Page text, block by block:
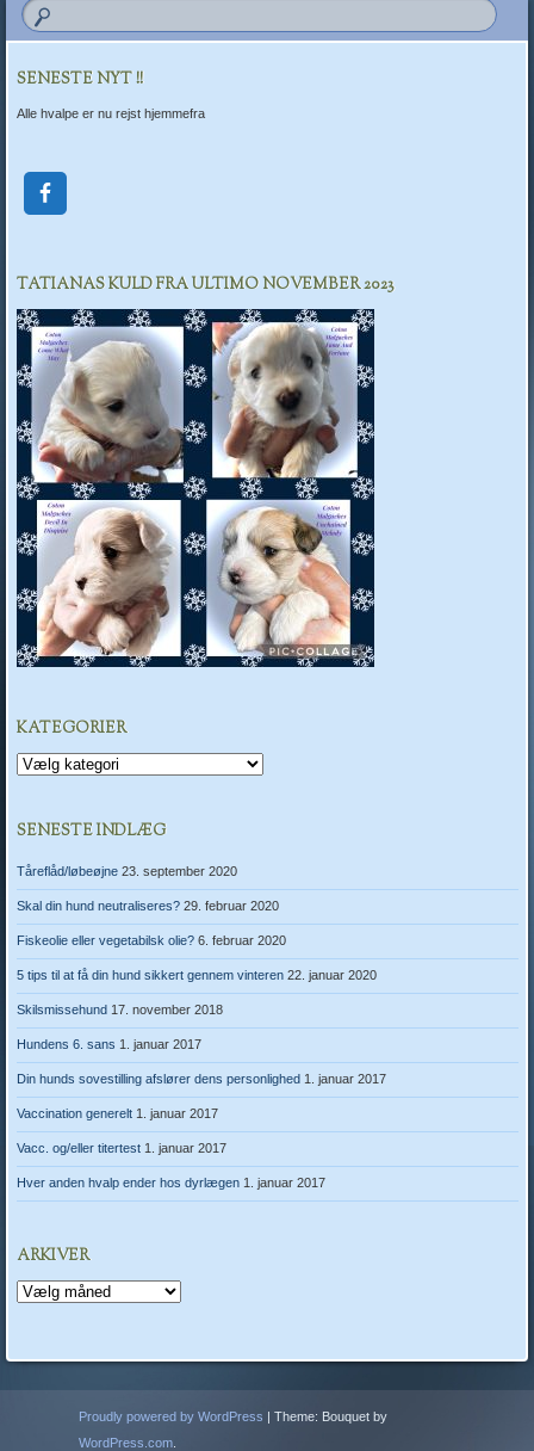
SENESTE NYT !!
Alle hvalpe er nu rejst hjemmefra
TATIANAS KULD FRA ULTIMO NOVEMBER 2023
KATEGORIER
Kategorier
SENESTE INDLÆG
Tåreflåd/løbeøjne 23. september 2020
Skal din hund neutraliseres? 29. februar 2020
Fiskeolie eller vegetabilsk olie? 6. februar 2020
5 tips til at få din hund sikkert gennem vinteren 22. januar 2020
Skilsmissehund 17. november 2018
Hundens 6. sans 1. januar 2017
Din hunds sovestilling afslører dens personlighed 1. januar 2017
Vaccination generelt 1. januar 2017
Vacc. og/eller titertest 1. januar 2017
Hver anden hvalp ender hos dyrlægen 1. januar 2017
ARKIVER
Arkiver
Proudly powered by WordPress | Theme: Bouquet by
WordPress.com